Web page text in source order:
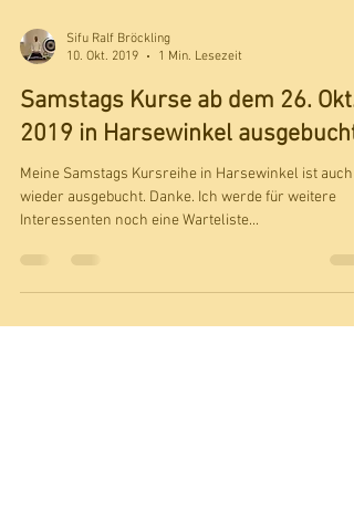
Sifu Ralf Bröckling
10. Okt. 2019
1 Min. Lesezeit
Samstags Kurse ab dem 26. Okt.
2019 in Harsewinkel ausgebucht.
Meine Samstags Kursreihe in Harsewinkel ist auch